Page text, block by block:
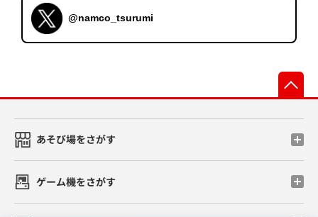
@namco_tsurumi
あそび場をさがす
ゲーム機をさがす